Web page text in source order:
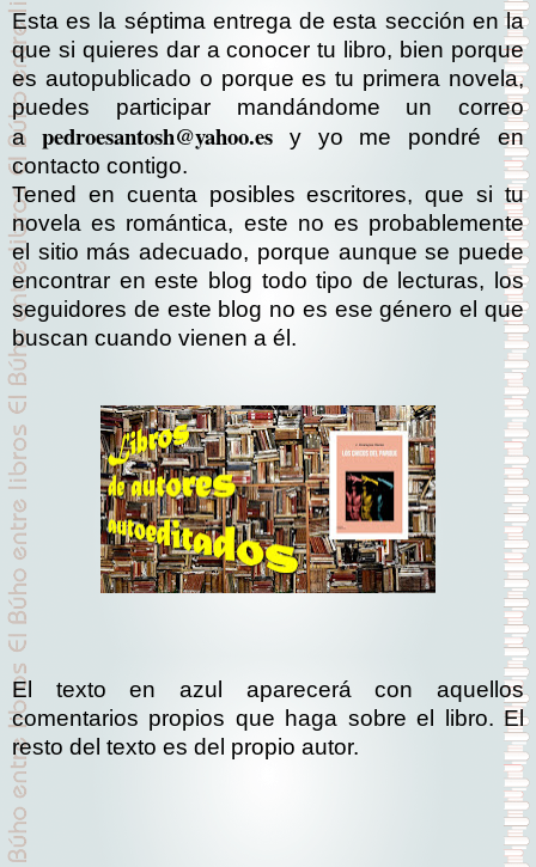
Esta es la séptima entrega de esta sección en la
que si quieres dar a conocer tu libro, bien porque
es autopublicado o porque es tu primera novela,
puedes participar mandándome un correo
a pedroesantosh@yahoo.esy yo me pondré en
contacto contigo.
Tened en cuenta posibles escritores, que si tu
novela es romántica, este no es probablemente
el sitio más adecuado, porque aunque se puede
encontrar en este blog todo tipo de lecturas, los
seguidores de este blog no es ese género el que
buscan cuando vienen a él.
El texto en azul aparecerá con aquellos
comentarios propios que haga sobre el libro. El
resto del texto es del propio autor.